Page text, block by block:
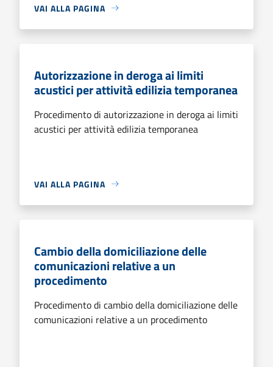
VAI ALLA PAGINA
Autorizzazione in deroga ai limiti
acustici per attività edilizia temporanea
Procedimento di autorizzazione in deroga ai limiti
acustici per attività edilizia temporanea
VAI ALLA PAGINA
Cambio della domiciliazione delle
comunicazioni relative a un
procedimento
Procedimento di cambio della domiciliazione delle
comunicazioni relative a un procedimento